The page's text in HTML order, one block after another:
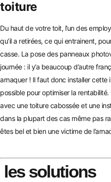
toiture
Du haut de votre toit, l’un des
qu’il a retirées, ce qui entrainent,
casse. La pose des panneaux
journée : il y’a beaucoup d’autre
arnaquer ! Il faut donc installer cette
possible pour optimiser la
avec une toiture cabossée et une
dans la plupart des cas même pas
êtes bel et bien une victime de
les solutions